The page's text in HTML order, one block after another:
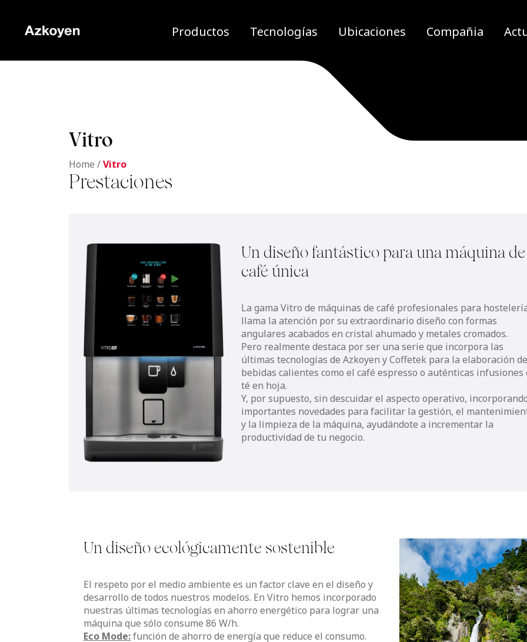
Productos Tecnologías Ubicaciones Compañia
Vitro
Home /Vitro
Prestaciones
Un diseño fantástico para una máquina de
café única
La gama Vitro de máquinas de café profesionales para
llama la atención por su extraordinario diseño con formas
angulares acabados en cristal ahumado y metales cromados.
Pero realmente destaca por ser una serie que incorpora las
últimas tecnologías de Azkoyen y Coffetek para la elaboración de
bebidas calientes como el café espresso o auténticas infusiones
té en hoja.
Y, por supuesto, sin descuidar el aspecto operativo,
importantes novedades para facilitar la gestión, el
y la limpieza de la máquina, ayudándote a incrementar la
productividad de tu negocio.
Un diseño ecológicamente sostenible
El respeto por el medio ambiente es un factor clave en el diseño y
desarrollo de todos nuestros modelos. En Vitro hemos incorporado
nuestras últimas tecnologías en ahorro energético para lograr una
máquina que sólo consume 86 W/h.
Eco Mode:función de ahorro de energía que reduce el consumo.